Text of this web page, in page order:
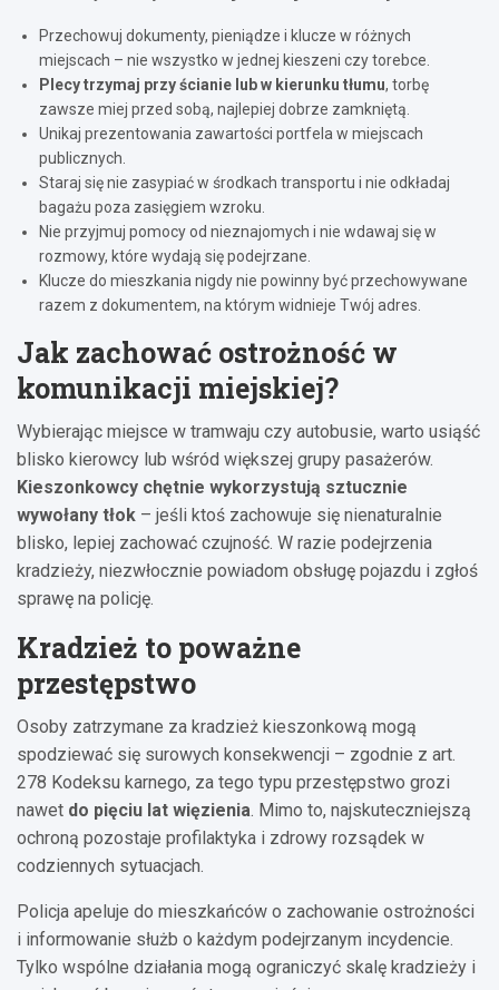
Przechowuj dokumenty, pieniądze i klucze w różnych
miejscach – nie wszystko w jednej kieszeni czy torebce.
Plecy trzymaj przy ścianie lub w kierunku tłumu, torbę
zawsze miej przed sobą, najlepiej dobrze zamkniętą.
Unikaj prezentowania zawartości portfela w miejscach
publicznych.
Staraj się nie zasypiać w środkach transportu i nie odkładaj
bagażu poza zasięgiem wzroku.
Nie przyjmuj pomocy od nieznajomych i nie wdawaj się w
rozmowy, które wydają się podejrzane.
Klucze do mieszkania nigdy nie powinny być przechowywane
razem z dokumentem, na którym widnieje Twój adres.
Jak zachować ostrożność w
komunikacji miejskiej?
Wybierając miejsce w tramwaju czy autobusie, warto usiąść
blisko kierowcy lub wśród większej grupy pasażerów.
Kieszonkowcy chętnie wykorzystują sztucznie
wywołany tłok – jeśli ktoś zachowuje się nienaturalnie
blisko, lepiej zachować czujność. W razie podejrzenia
kradzieży, niezwłocznie powiadom obsługę pojazdu i zgłoś
sprawę na policję.
Kradzież to poważne
przestępstwo
Osoby zatrzymane za kradzież kieszonkową mogą
spodziewać się surowych konsekwencji – zgodnie z art.
278 Kodeksu karnego, za tego typu przestępstwo grozi
nawet do pięciu lat więzienia. Mimo to, najskuteczniejszą
ochroną pozostaje profilaktyka i zdrowy rozsądek w
codziennych sytuacjach.
Policja apeluje do mieszkańców o zachowanie ostrożności
i informowanie służb o każdym podejrzanym incydencie.
Tylko wspólne działania mogą ograniczyć skalę kradzieży i